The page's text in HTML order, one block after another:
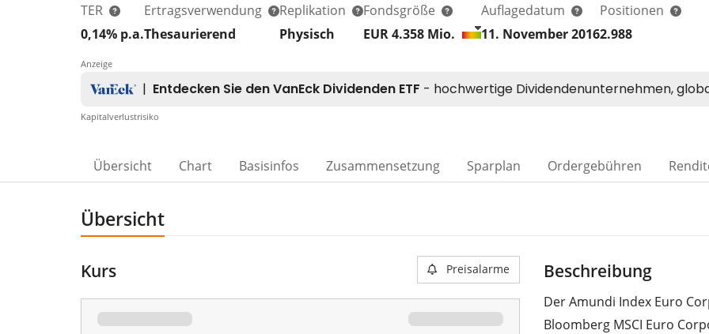
TER
0,14% p.a.
Ertragsverwendung
Thesaurierend
Replikation
Physisch
Fondsgröße
EUR 4.358 Mio.
Auflagedatum
11. November 2016
Positionen
2.988
Anzeige
Kapitalverlustrisiko
Übersicht Chart Basisinfos Zusammensetzung Sparplan Ordergebühren
Übersicht
Kurs Preisalarme Beschreibung
Der Amundi Index Euro
Bloomberg MSCI Euro